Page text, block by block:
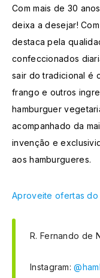
Com mais de 30
deixa a desejar!
destaca pela
confeccionados
sair do tradicional é
frango e outros
hamburguer
acompanhado da
invenção e
aos hamburgueres.
Aproveite ofertas do
R. Fernando de
Instagram: